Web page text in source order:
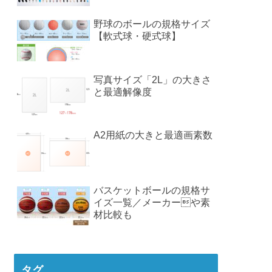
野球のボールの規格サイズ
【軟式球・硬式球】
写真サイズ「2L」の大きさ
と最適解像度
A2用紙の大きと最適画素数
バスケットボールの規格サ
イズ一覧／メーカーや素
材比較も